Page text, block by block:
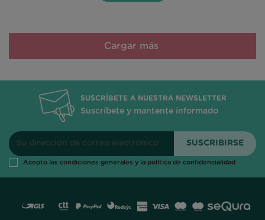
Cargar más
SUSCRÍBETE A NUESTRA NEWSLETTER
Suscríbete y mantente informado
Acepto las condiciones generales y la política de confidencialidad